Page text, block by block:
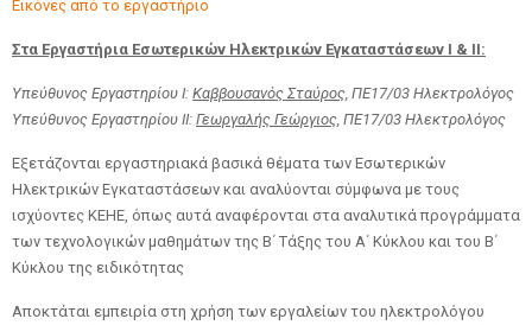
Εικόνες από το εργαστήριο
Στα Εργαστήρια Εσωτερικών Ηλεκτρικών Εγκαταστάσεων Ι & ΙΙ:
Υπεύθυνος Εργαστηρίου Ι: Καββουσανός Σταύρος, ΠΕ17/03 Ηλεκτρολόγος
Υπεύθυνος Εργαστηρίου ΙΙ: Γεωργαλής Γεώργιος, ΠΕ17/03 Ηλεκτρολόγος
Εξετάζονται εργαστηριακά βασικά θέματα των Εσωτερικών
Ηλεκτρικών Εγκαταστάσεων και αναλύονται σύμφωνα με τους
ισχύοντες ΚΕΗΕ, όπως αυτά αναφέρονται στα αναλυτικά προγράμματα
των τεχνολογικών μαθημάτων της Β΄ Τάξης του Α΄ Κύκλου και του Β΄
Κύκλου της ειδικότητας
Αποκτάται εμπειρία στη χρήση των εργαλείων του ηλεκτρολόγου